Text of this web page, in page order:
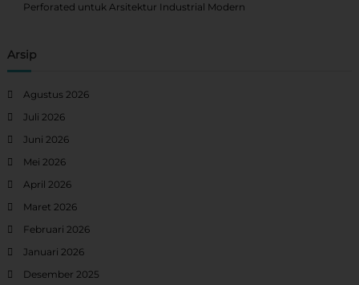
Perforated untuk Arsitektur Industrial Modern
Arsip
Agustus 2026
Juli 2026
Juni 2026
Mei 2026
April 2026
Maret 2026
Februari 2026
Januari 2026
Desember 2025